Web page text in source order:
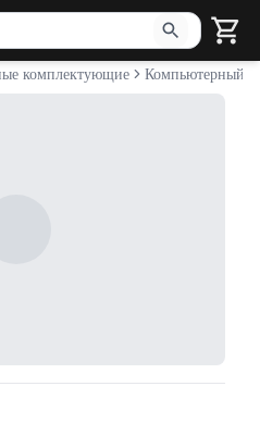
для поиска. Нажмите Enter
комплектующие Компьютерный